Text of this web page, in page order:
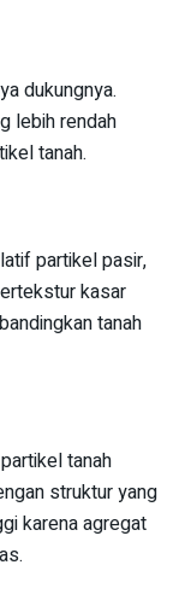
dukungnya.
lebih rendah
tanah.
partikel pasir,
kasar
tanah
tanah
struktur yang
karena agregat